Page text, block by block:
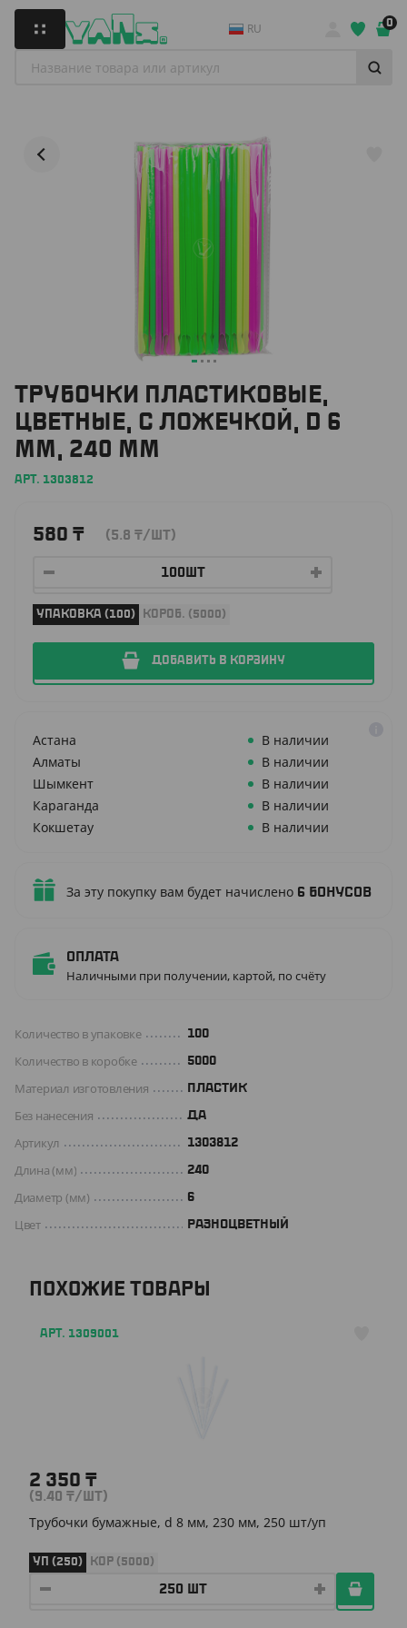
RU 0
ТРУБОЧКИ ПЛАСТИКОВЫЕ,
ЦВЕТНЫЕ, С ЛОЖЕЧКОЙ, D 6
ММ, 240 ММ
АРТ. 1303812
580 ₸ (5.8 ₸/ШТ)
УПАКОВКА (100) КОРОБ. (5000)
ДОБАВИТЬ В КОРЗИНУ
Астана
В наличии
Алматы
В наличии
Шымкент
В наличии
Караганда
В наличии
Кокшетау
В наличии
За эту покупку вам будет начислено 6 бонусов
Оплата
Наличными при получении, картой, по счёту
Количество в упаковке 100
Количество в коробке 5000
Материал изготовления ПЛАСТИК
Без нанесения ДА
Артикул 1303812
Длина (мм) 240
Диаметр (мм) 6
Цвет РАЗНОЦВЕТНЫЙ
ПОХОЖИЕ ТОВАРЫ
АРТ. 1309001
2 350 ₸
(9.40 ₸/ШТ)
Трубочки бумажные, d 8 мм, 230 мм, 250 шт/уп
УП (250) КОР (5000)